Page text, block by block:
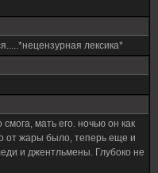
лексика*
смога, мать его. ночью он как
от жары было, теперь еще и
и джентльмены. Глубоко не